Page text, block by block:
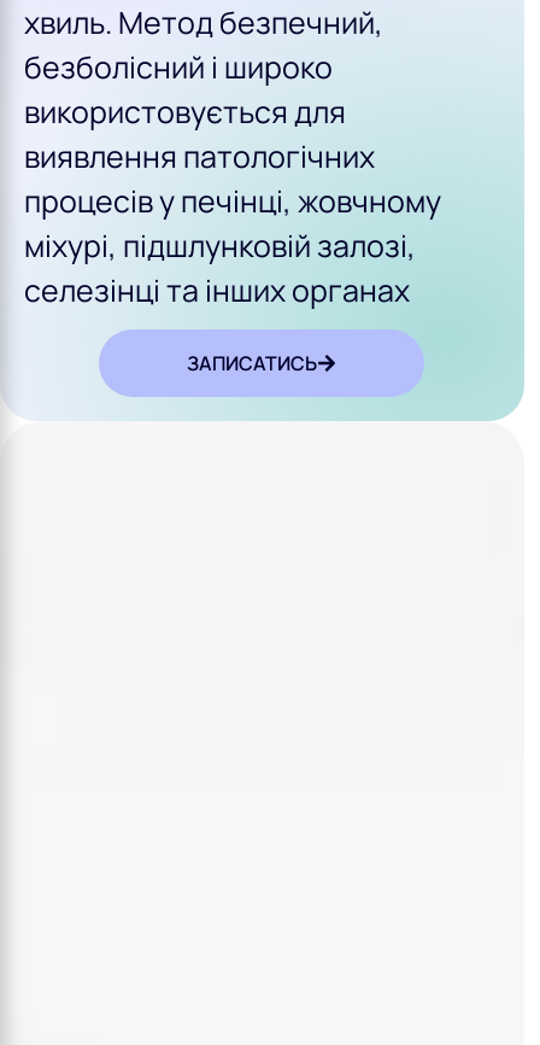
хвиль. Метод безпечний,
безболісний і широко
використовується для
виявлення патологічних
процесів у печінці, жовчному
міхурі, підшлунковій залозі,
селезінці та інших органах
ЗАПИСАТИСЬ